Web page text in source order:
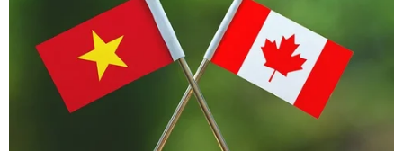
17/10/2020 12:22
Hiện nay, mực nước trên các sông ở tỉnh Quảng Trị vẫn
đang lên; trong đó trên các sông Thạch Hãn, sông Hiếu,
mực nước đã trên báo động 3 và vẫn tiếp tục lên.